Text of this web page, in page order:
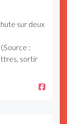
sur deux
:
sortir